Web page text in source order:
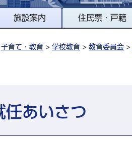
施設案内 住民票・戸籍
子育て・教育 > 学校教育 > 教育委員会 >
任あいさつ